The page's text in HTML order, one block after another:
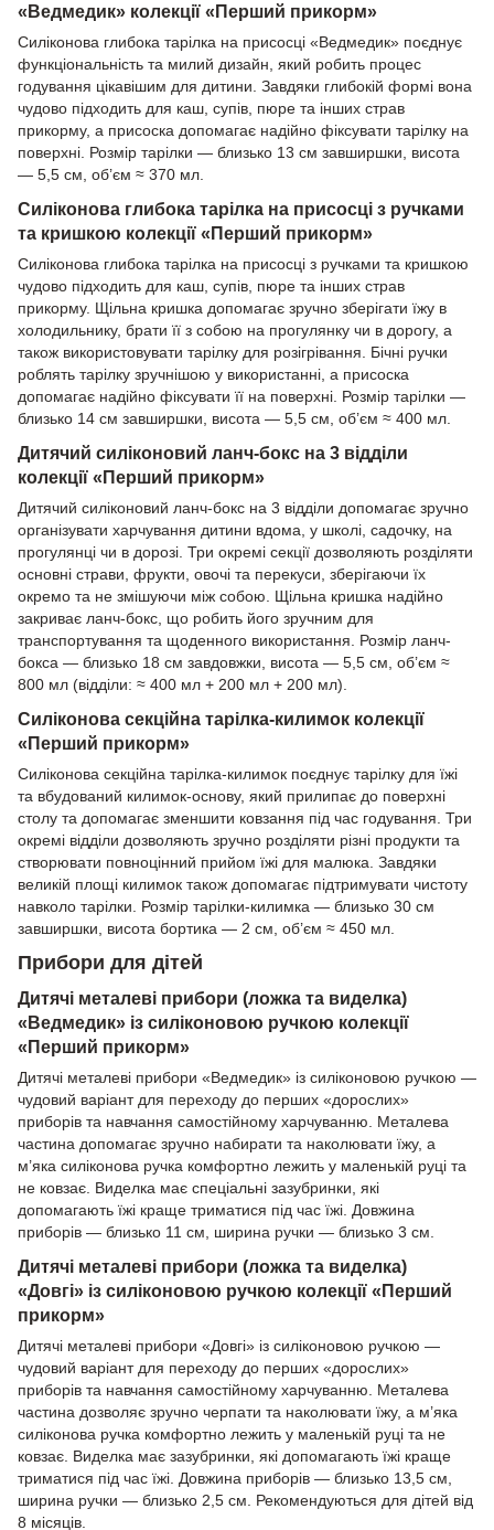
«Ведмедик» колекції «Перший прикорм»
Силіконова глибока тарілка на присосці «Ведмедик» поєднує
функціональність та милий дизайн, який робить процес
годування цікавішим для дитини. Завдяки глибокій формі вона
чудово підходить для каш, супів, пюре та інших страв
прикорму, а присоска допомагає надійно фіксувати тарілку на
поверхні. Розмір тарілки — близько 13 см завширшки, висота
— 5,5 см, об’єм ≈ 370 мл.
Силіконова глибока тарілка на присосці з ручками
та кришкою колекції «Перший прикорм»
Силіконова глибока тарілка на присосці з ручками та кришкою
чудово підходить для каш, супів, пюре та інших страв
прикорму. Щільна кришка допомагає зручно зберігати їжу в
холодильнику, брати її з собою на прогулянку чи в дорогу, а
також використовувати тарілку для розігрівання. Бічні ручки
роблять тарілку зручнішою у використанні, а присоска
допомагає надійно фіксувати її на поверхні. Розмір тарілки —
близько 14 см завширшки, висота — 5,5 см, об’єм ≈ 400 мл.
Дитячий силіконовий ланч-бокс на 3 відділи
колекції «Перший прикорм»
Дитячий силіконовий ланч-бокс на 3 відділи допомагає зручно
організувати харчування дитини вдома, у школі, садочку, на
прогулянці чи в дорозі. Три окремі секції дозволяють розділяти
основні страви, фрукти, овочі та перекуси, зберігаючи їх
окремо та не змішуючи між собою. Щільна кришка надійно
закриває ланч-бокс, що робить його зручним для
транспортування та щоденного використання. Розмір ланч-
бокса — близько 18 см завдовжки, висота — 5,5 см, об’єм ≈
800 мл (відділи: ≈ 400 мл + 200 мл + 200 мл).
Силіконова секційна тарілка-килимок колекції
«Перший прикорм»
Силіконова секційна тарілка-килимок поєднує тарілку для їжі
та вбудований килимок-основу, який прилипає до поверхні
столу та допомагає зменшити ковзання під час годування. Три
окремі відділи дозволяють зручно розділяти різні продукти та
створювати повноцінний прийом їжі для малюка. Завдяки
великій площі килимок також допомагає підтримувати чистоту
навколо тарілки. Розмір тарілки-килимка — близько 30 см
завширшки, висота бортика — 2 см, об’єм ≈ 450 мл.
Прибори для дітей
Дитячі металеві прибори (ложка та виделка)
«Ведмедик» із силіконовою ручкою колекції
«Перший прикорм»
Дитячі металеві прибори «Ведмедик» із силіконовою ручкою —
чудовий варіант для переходу до перших «дорослих»
приборів та навчання самостійному харчуванню. Металева
частина допомагає зручно набирати та наколювати їжу, а
м’яка силіконова ручка комфортно лежить у маленькій руці та
не ковзає. Виделка має спеціальні зазубринки, які
допомагають їжі краще триматися під час їжі. Довжина
приборів — близько 11 см, ширина ручки — близько 3 см.
Дитячі металеві прибори (ложка та виделка)
«Довгі» із силіконовою ручкою колекції «Перший
прикорм»
Дитячі металеві прибори «Довгі» із силіконовою ручкою —
чудовий варіант для переходу до перших «дорослих»
приборів та навчання самостійному харчуванню. Металева
частина дозволяє зручно черпати та наколювати їжу, а м’яка
силіконова ручка комфортно лежить у маленькій руці та не
ковзає. Виделка має зазубринки, які допомагають їжі краще
триматися під час їжі. Довжина приборів — близько 13,5 см,
ширина ручки — близько 2,5 см. Рекомендуються для дітей від
8 місяців.